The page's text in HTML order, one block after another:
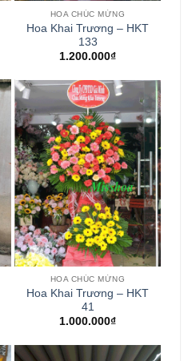
HOA CHÚC MỪNG
Hoa Khai Trương – HKT
133
1.200.000₫
HOA CHÚC MỪNG
Hoa Khai Trương – HKT
41
1.000.000₫